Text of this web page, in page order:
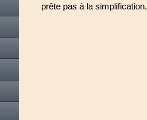
prête pas à la simplification.